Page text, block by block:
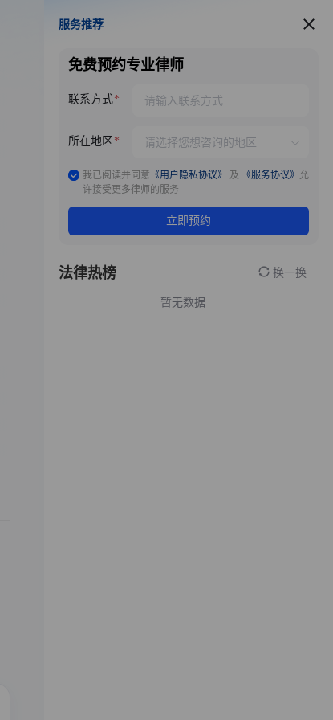
服务推荐
服务推荐
免费预约专业律师
联系方式
所在地区
我已阅读并同意 《用户隐私协议》 及 《服务协议》 允
许接受更多律师的服务
立即预约
法律热榜 换一换
暂无数据